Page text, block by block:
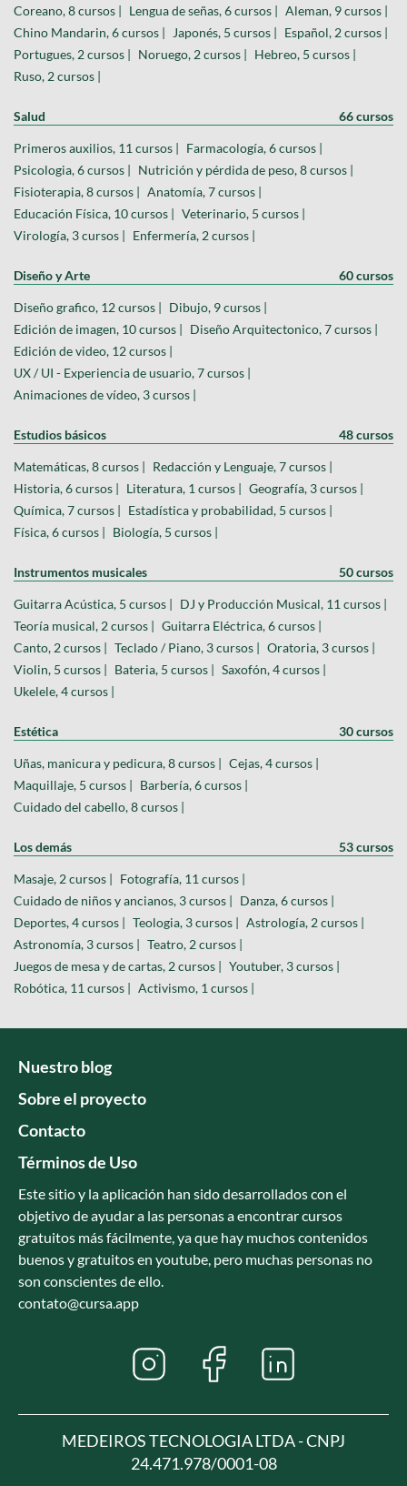
Coreano, 8 cursos | Lengua de señas, 6 cursos | Aleman, 9 cursos |
Chino Mandarin, 6 cursos |
Japonés, 5 cursos | Español, 2 cursos |
Portugues, 2 cursos | Noruego, 2 cursos | Hebreo, 5 cursos |
Ruso, 2 cursos |
Salud 66 cursos
Primeros auxilios, 11 cursos | Farmacología, 6 cursos |
Psicologia, 6 cursos | Nutrición y pérdida de peso, 8 cursos |
Fisioterapia, 8 cursos | Anatomía, 7 cursos |
Educación Física, 10 cursos | Veterinario, 5 cursos |
Virología, 3 cursos | Enfermería, 2 cursos |
Diseño y Arte 60 cursos
Diseño grafico, 12 cursos | Dibujo, 9 cursos |
Edición de imagen, 10 cursos | Diseño Arquitectonico, 7 cursos |
Edición de video, 12 cursos |
UX / UI - Experiencia de usuario, 7 cursos |
Animaciones de vídeo, 3 cursos |
Estudios básicos 48 cursos
Matemáticas, 8 cursos | Redacción y Lenguaje, 7 cursos |
Historia, 6 cursos | Literatura, 1 cursos | Geografía, 3 cursos |
Química, 7 cursos | Estadística y probabilidad, 5 cursos |
Física, 6 cursos | Biología, 5 cursos |
Instrumentos musicales 50 cursos
Guitarra Acústica, 5 cursos | DJ y Producción Musical, 11 cursos |
Teoría musical, 2 cursos | Guitarra Eléctrica, 6 cursos |
Canto, 2 cursos | Teclado / Piano, 3 cursos | Oratoria, 3 cursos |
Violin, 5 cursos | Bateria, 5 cursos | Saxofón, 4 cursos |
Ukelele, 4 cursos |
Estética 30 cursos
Uñas, manicura y pedicura, 8 cursos | Cejas, 4 cursos |
Maquillaje, 5 cursos | Barbería, 6 cursos |
Cuidado del cabello, 8 cursos |
Los demás 53 cursos
Masaje, 2 cursos | Fotografía, 11 cursos |
Cuidado de niños y ancianos, 3 cursos | Danza, 6 cursos |
Deportes, 4 cursos | Teologia, 3 cursos | Astrología, 2 cursos |
Astronomía, 3 cursos | Teatro, 2 cursos |
Juegos de mesa y de cartas, 2 cursos | Youtuber, 3 cursos |
Robótica, 11 cursos | Activismo, 1 cursos |
Nuestro blog
Sobre el proyecto
Contacto
Términos de Uso
Este sitio y la aplicación han sido desarrollados con el
objetivo de ayudar a las personas a encontrar cursos
gratuitos más fácilmente, ya que hay muchos contenidos
buenos y gratuitos en youtube, pero muchas personas no
son conscientes de ello.
contato@cursa.app
MEDEIROS TECNOLOGIA LTDA - CNPJ
24.471.978/0001-08